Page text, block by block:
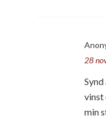
28
vinst
min